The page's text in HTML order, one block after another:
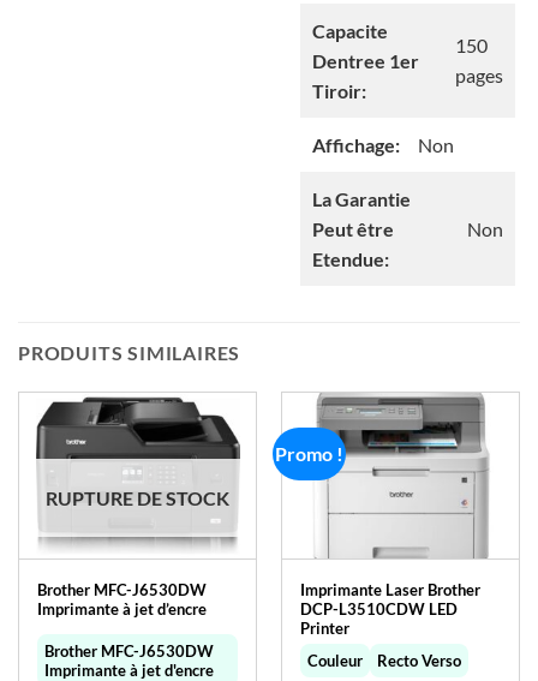
Capacite
Dentree 1er
Tiroir:
150
pages
Affichage: Non
La Garantie
Peut être
Etendue:
Non
PRODUITS SIMILAIRES
RUPTURE DE STOCK
Brother MFC-J6530DW
Imprimante à jet d’encre
Brother MFC-J6530DW
Imprimante à jet d'encre
Promo !
Imprimante Laser Brother
DCP-L3510CDW LED
Printer
Couleur
Recto Verso